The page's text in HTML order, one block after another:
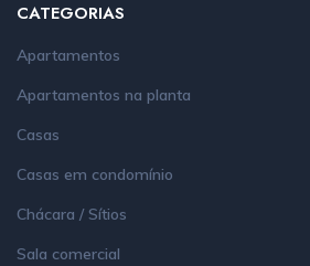
CATEGORIAS
Apartamentos
Apartamentos na planta
Casas
Casas em condomínio
Chácara / Sítios
Sala comercial